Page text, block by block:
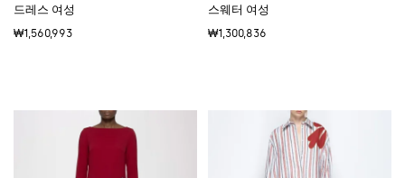
드레스 여성
₩1,560,993
스웨터 여성
₩1,300,836